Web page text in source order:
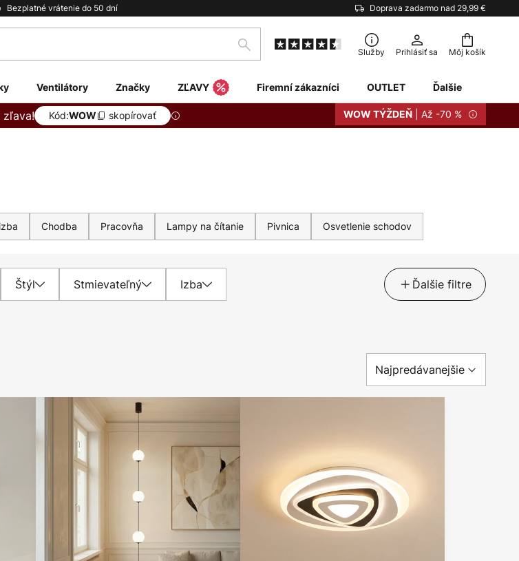
Bezplatné vrátenie do 50 dní Doprava zadarmo nad 29,99 €
Môj košík
Hľadať Služby Prihlásiť sa
Ventilátory Značky ZĽAVY Firemní zákazníci OUTLET Ďalšie
zľava! Kód:WOW skopírovať WOW TÝŽDEŇ | Až -70 %
Chodba Pracovňa Lampy na čítanie Pivnica Osvetlenie schodov
Štýl Stmievateľný Izba Ďalšie filtre